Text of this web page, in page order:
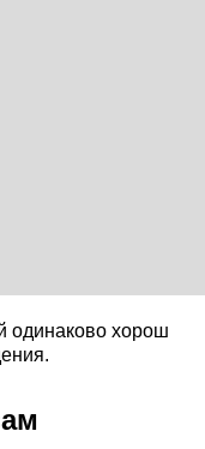
одинаково хорош